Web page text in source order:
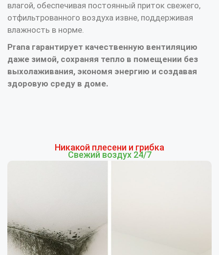
влагой, обеспечивая постоянный приток свежего,
отфильтрованного воздуха извне, поддерживая
влажность в норме.
Prana гарантирует качественную вентиляцию
даже зимой, сохраняя тепло в помещении без
выхолаживания, экономя энергию и создавая
здоровую среду в доме.
Никакой плесени и грибка
Свежий воздух 24/7